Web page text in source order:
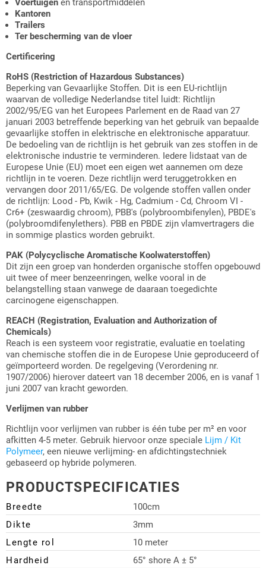
Voertuigen en transportmiddelen
Kantoren
Trailers
Ter bescherming van de vloer
Certificering
RoHS (Restriction of Hazardous Substances)
Beperking van Gevaarlijke Stoffen. Dit is een EU-richtlijn
waarvan de volledige Nederlandse titel luidt: Richtlijn
2002/95/EG van het Europees Parlement en de Raad van 27
januari 2003 betreffende beperking van het gebruik van bepaalde
gevaarlijke stoffen in elektrische en elektronische apparatuur.
De bedoeling van de richtlijn is het gebruik van zes stoffen in de
elektronische industrie te verminderen. Iedere lidstaat van de
Europese Unie (EU) moet een eigen wet aannemen om deze
richtlijn in te voeren. Deze richtlijn werd teruggetrokken en
vervangen door 2011/65/EG. De volgende stoffen vallen onder
de richtlijn: Lood - Pb, Kwik - Hg, Cadmium - Cd, Chroom VI -
Cr6+ (zeswaardig chroom), PBB's (polybroombifenylen), PBDE's
(polybroomdifenylethers). PBB en PBDE zijn vlamvertragers die
in sommige plastics worden gebruikt.
PAK (Polycyclische Aromatische Koolwaterstoffen)
Dit zijn een groep van honderden organische stoffen opgebouwd
uit twee of meer benzeenringen, welke vooral in de
belangstelling staan vanwege de daaraan toegedichte
carcinogene eigenschappen.
REACH (Registration, Evaluation and Authorization of
Chemicals)
Reach is een systeem voor registratie, evaluatie en toelating
van chemische stoffen die in de Europese Unie geproduceerd of
geïmporteerd worden. De regelgeving (Verordening nr.
1907/2006) hierover dateert van 18 december 2006, en is vanaf 1
juni 2007 van kracht geworden.
Verlijmen van rubber
Richtlijn voor verlijmen van rubber is één tube per m² en voor
afkitten 4-5 meter. Gebruik hiervoor onze speciale Lijm / Kit
Polymeer, een nieuwe verlijming- en afdichtingstechniek
gebaseerd op hybride polymeren.
PRODUCTSPECIFICATIES
Breedte
100cm
Dikte
3mm
Lengte rol
10 meter
Hardheid
65° shore A ± 5°